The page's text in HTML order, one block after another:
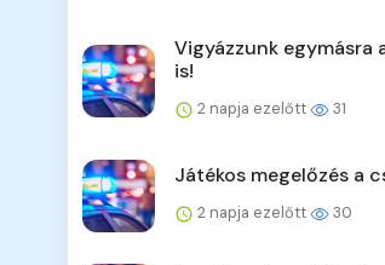
Vigyázzunk egymásra
is!
2 napja ezelőtt 31
Játékos megelőzés a
2 napja ezelőtt 30